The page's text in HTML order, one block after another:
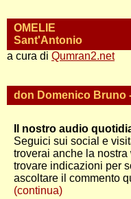
OMELIE
Sant'Antonio
a cura di Qumran2.net
don Domenico Bruno
Il nostro audio
Seguici sui social e
troverai anche la
trovare indicazioni per
ascoltare il commento
(continua)